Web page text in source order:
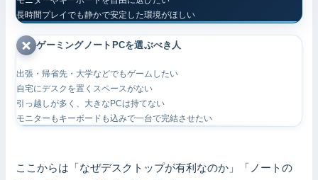
長時間プレイでも静かで安定した環境がほしい
ゲーミングノートPCを選ぶべき人
出張・帰省先・大学などでもゲームしたい
自宅にデスクを置くスペースがない
引っ越しが多く、大きなPCは持てない
モニターもキーボードも込みで一台で完結させたい
ここからは「なぜデスクトップが有利なのか」「ノートの